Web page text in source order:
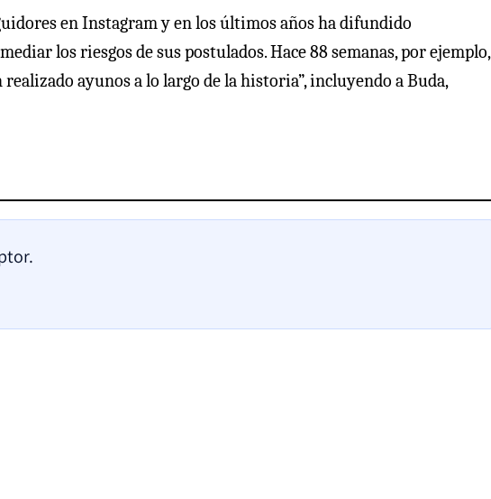
en Instagram y en los últimos años ha difundido
los riesgos de sus postulados. Hace 88 semanas, por ejemplo,
ayunos a lo largo de la historia”, incluyendo a Buda,